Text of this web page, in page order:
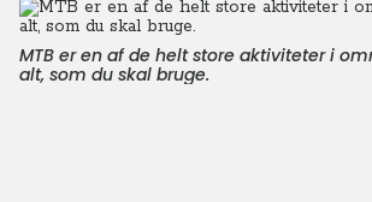
MTB er en af de helt store aktiviteter i
alt, som du skal bruge.